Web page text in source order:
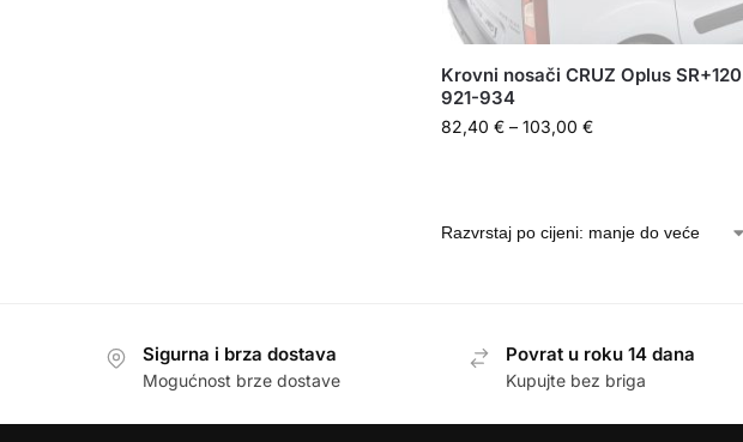
Krovni nosači CRUZ Oplus SR+120
921-934
82,40 € – 103,00 €
Sigurna i brza dostava
Mogućnost brze dostave
Povrat u roku 14 dana
Kupujte bez briga